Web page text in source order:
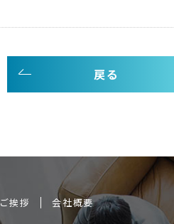
戻る
ご挨拶 会社概要